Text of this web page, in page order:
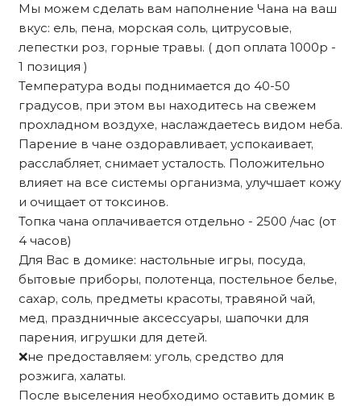
Мы можем сделать вам наполнение Чана на ваш
вкус: ель, пена, морская соль, цитрусовые,
лепестки роз, горные травы. ( доп оплата 1000р -
1 позиция )
Температура воды поднимается до 40-50
градусов, при этом вы находитесь на свежем
прохладном воздухе, наслаждаетесь видом неба.
Парение в чане оздоравливает, успокаивает,
расслабляет, снимает усталость. Положительно
влияет на все системы организма, улучшает кожу
и очищает от токсинов.
Топка чана оплачивается отдельно - 2500 /час (от
4 часов)
Для Вас в домике: настольные игры, посуда,
бытовые приборы, полотенца, постельное белье,
сахар, соль, предметы красоты, травяной чай,
мед, праздничные аксессуары, шапочки для
парения, игрушки для детей.
❌не предоставляем: уголь, средство для
розжига, халаты.
После выселения необходимо оставить домик в